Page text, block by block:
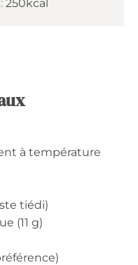
250kcal
à température
tiédi)
(11 g)